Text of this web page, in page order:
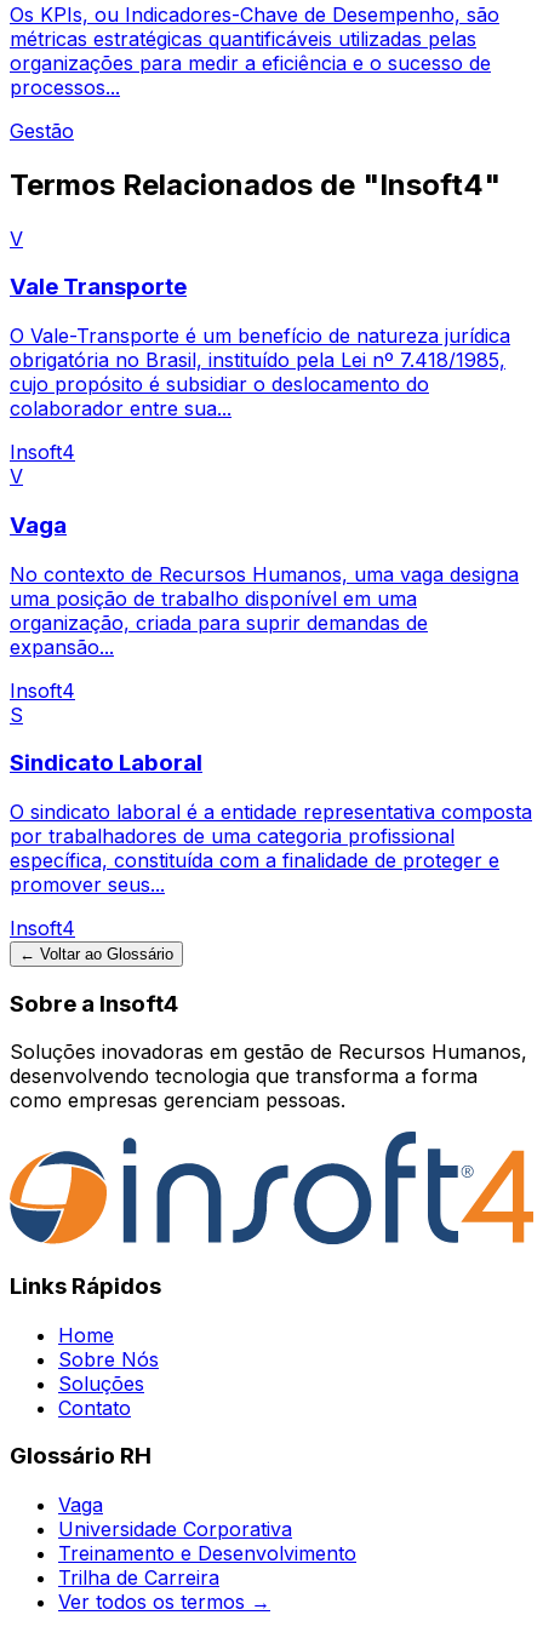
Os KPIs, ou Indicadores-Chave de Desempenho, são
métricas estratégicas quantificáveis utilizadas pelas
organizações para medir a eficiência e o sucesso de
processos...
Gestão
Termos Relacionados de "Insoft4"
V
Vale Transporte
O Vale-Transporte é um benefício de natureza jurídica
obrigatória no Brasil, instituído pela Lei nº 7.418/1985,
cujo propósito é subsidiar o deslocamento do
colaborador entre sua...
Insoft4
V
Vaga
No contexto de Recursos Humanos, uma vaga designa
uma posição de trabalho disponível em uma
organização, criada para suprir demandas de
expansão...
Insoft4
S
Sindicato Laboral
O sindicato laboral é a entidade representativa composta
por trabalhadores de uma categoria profissional
específica, constituída com a finalidade de proteger e
promover seus...
Insoft4
← Voltar ao Glossário
Sobre a Insoft4
Soluções inovadoras em gestão de Recursos Humanos,
desenvolvendo tecnologia que transforma a forma
como empresas gerenciam pessoas.
Links Rápidos
Home
Sobre Nós
Soluções
Contato
Glossário RH
Vaga
Universidade Corporativa
Treinamento e Desenvolvimento
Trilha de Carreira
Ver todos os termos →